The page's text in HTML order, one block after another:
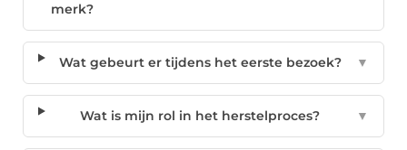
merk?
Wat gebeurt er tijdens het eerste bezoek? ▼
Wat is mijn rol in het herstelproces? ▼